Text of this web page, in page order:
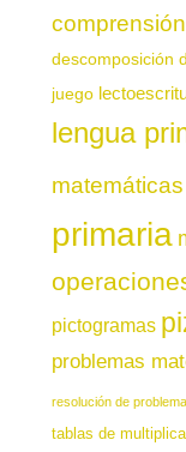
descomposición
juego
lengua
matemáticas
primaria
pictogramas
problemas
resolución de
tablas de